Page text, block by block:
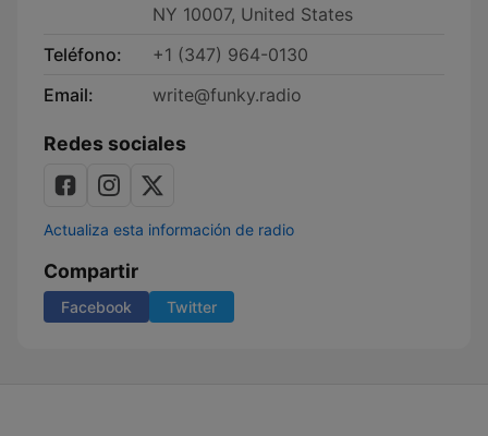
NY 10007, United States
Teléfono:
+1 (347) 964-0130
Email:
write@funky.radio
Redes sociales
Actualiza esta información de radio
Compartir
Facebook Twitter